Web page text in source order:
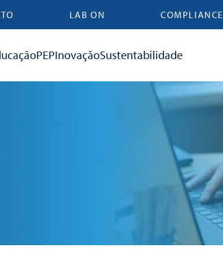
LAB ON COMPLIANCE
PEPInovaçãoSustentabilidade